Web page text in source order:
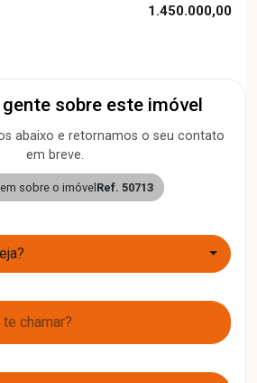
1.450.000,00
sobre este imóvel
abaixo e retornamos o seu contato
em breve.
sobre o imóvel Ref. 50713